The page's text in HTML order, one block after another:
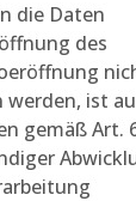
die Daten
des
ist
gemäß Art.